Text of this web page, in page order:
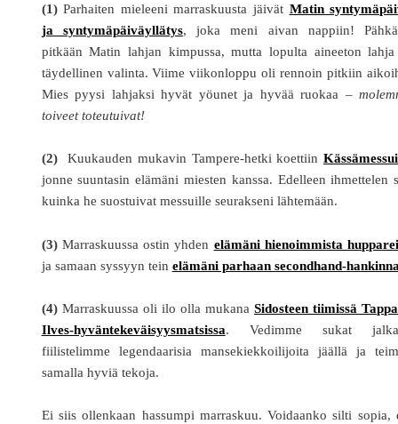
(1)Parhaiten mieleeni marraskuusta jäivät Matin
ja syntymäpäiväyllätys, joka meni aivan nappiin!
pitkään Matin lahjan kimpussa, mutta lopulta aineeton
täydellinen valinta. Viime viikonloppu oli rennoin pitkiin
Mies pyysi lahjaksi hyvät yöunet ja hyvää ruokaa –
toiveet toteutuivat!
(2) Kuukauden mukavin Tampere-hetki koettiin
jonne suuntasin elämäni miesten kanssa. Edelleen ihmettelen
kuinka he suostuivat messuille seurakseni lähtemään.
(3)Marraskuussa ostin yhden elämäni hienoimmista
ja samaan syssyyn tein elämäni parhaan secondhand-
(4)Marraskuussa oli ilo olla mukana Sidosteen tiimissä
Ilves-hyväntekeväisyysmatsissa. Vedimme sukat
fiilistelimme legendaarisia mansekiekkoilijoita jäällä ja
samalla hyviä tekoja.
Ei siis ollenkaan hassumpi marraskuu. Voidaanko silti sopia,